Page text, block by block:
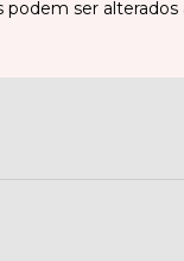
ser